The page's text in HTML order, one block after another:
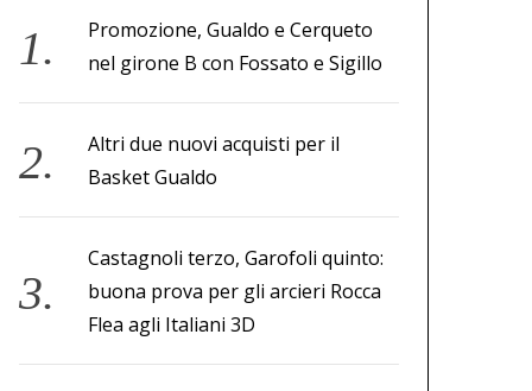
Promozione, Gualdo e Cerqueto
nel girone B con Fossato e Sigillo
Altri due nuovi acquisti per il
Basket Gualdo
Castagnoli terzo, Garofoli quinto:
buona prova per gli arcieri Rocca
Flea agli Italiani 3D